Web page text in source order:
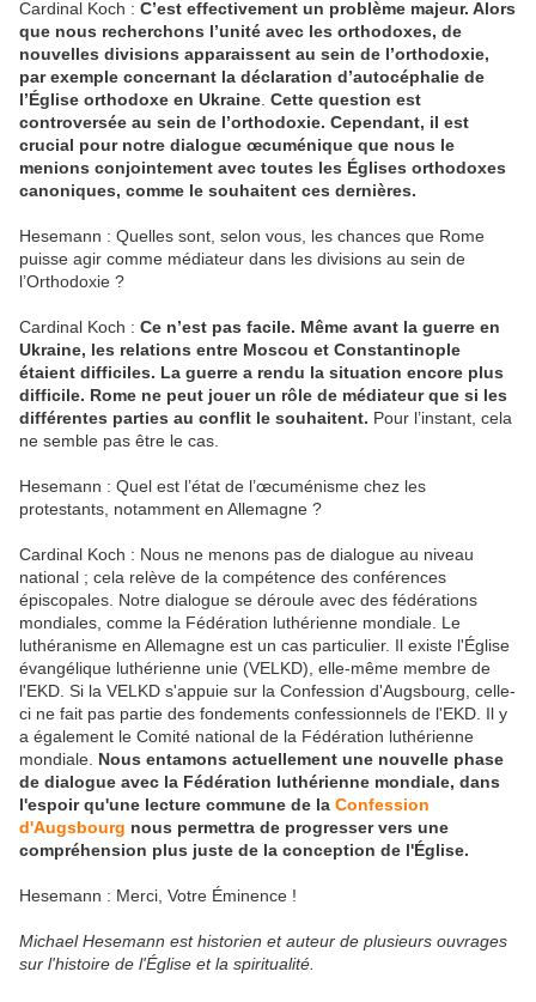
Cardinal Koch : C’est effectivement un problème majeur. Alors
que nous recherchons l’unité avec les orthodoxes, de
nouvelles divisions apparaissent au sein de l’orthodoxie,
par exemple concernant la déclaration d’autocéphalie de
l’Église orthodoxe en Ukraine Cette question est
controversée au sein de l’orthodoxie. Cependant, il est
crucial pour notre dialogue œcuménique que nous le
menions conjointement avec toutes les Églises orthodoxes
canoniques, comme le souhaitent ces dernières.
Hesemann : Quelles sont, selon vous, les chances que Rome
puisse agir comme médiateur dans les divisions au sein de
l’Orthodoxie ?
Cardinal Koch : Ce n’est pas facile. Même avant la guerre en
Ukraine, les relations entre Moscou et Constantinople
étaient difficiles. La guerre a rendu la situation encore plus
difficile. Rome ne peut jouer un rôle de médiateur que si les
différentes parties au conflit le souhaitent. Pour l’instant, cela
ne semble pas être le cas.
Hesemann : Quel est l’état de l’œcuménisme chez les
protestants, notamment en Allemagne ?
Cardinal Koch : Nous ne menons pas de dialogue au niveau
national ; cela relève de la compétence des conférences
épiscopales. Notre dialogue se déroule avec des fédérations
mondiales, comme la Fédération luthérienne mondiale. Le
luthéranisme en Allemagne est un cas particulier. Il existe l'Église
évangélique luthérienne unie (VELKD), elle-même membre de
l'EKD. Si la VELKD s'appuie sur la Confession d'Augsbourg, celle-
ci ne fait pas partie des fondements confessionnels de l'EKD. Il y
a également le Comité national de la Fédération luthérienne
mondiale. Nous entamons actuellement une nouvelle phase
de dialogue avec la Fédération luthérienne mondiale, dans
l'espoir qu'une lecture commune de la Confession
d'Augsbourg nous permettra de progresser vers une
compréhension plus juste de la conception de l'Église.
Hesemann : Merci, Votre Éminence !
Michael Hesemann est historien et auteur de plusieurs ouvrages
sur l'histoire de l'Église et la spiritualité.